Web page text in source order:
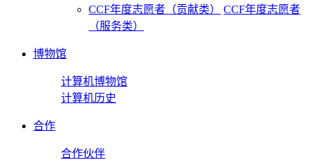
CCF年度志愿者（贡献类）
CCF年度志愿者
（服务类）
博物馆
计算机博物馆
计算机历史
合作
合作伙伴